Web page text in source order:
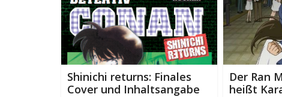
Shinichi returns: Finales
Cover und Inhaltsangabe
Der Ran
heißt